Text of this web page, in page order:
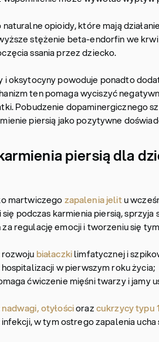
naturalne opioidy, które mają
stężenie beta-endorfin we
ssania przez dziecko.
i oksytocyny powoduje ponadto
ten pomaga wyciszyć
Pobudzenie dopaminergicznego
piersią jako pozytywne
piersią dla
martwiczegozapalenia jelitu
podczas karmienia piersią,
regulację emocji i tworzeniu się
białaczkilimfatycznej i
w pierwszym roku życia;
ćwiczenie mięśni twarzy i jamy
nadwagi, otyłościorazcukrzycy typu
w tym ostrego zapalenia